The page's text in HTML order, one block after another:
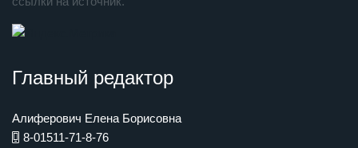
Главный редактор
Алиферович Елена Борисовна
8-01511-71-8-76